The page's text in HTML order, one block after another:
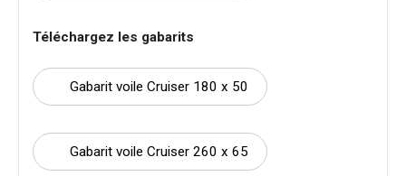
Téléchargez les gabarits
Gabarit voile Cruiser 180 x 50
Gabarit voile Cruiser 260 x 65